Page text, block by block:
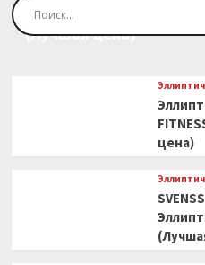
Эллиптический
(Лучшая цена)
цена)